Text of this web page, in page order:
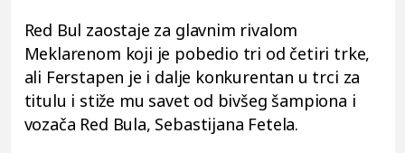
Red Bul zaostaje za glavnim rivalom
Meklarenom koji je pobedio tri od četiri trke,
ali Ferstapen je i dalje konkurentan u trci za
titulu i stiže mu savet od bivšeg šampiona i
vozača Red Bula, Sebastijana Fetela.